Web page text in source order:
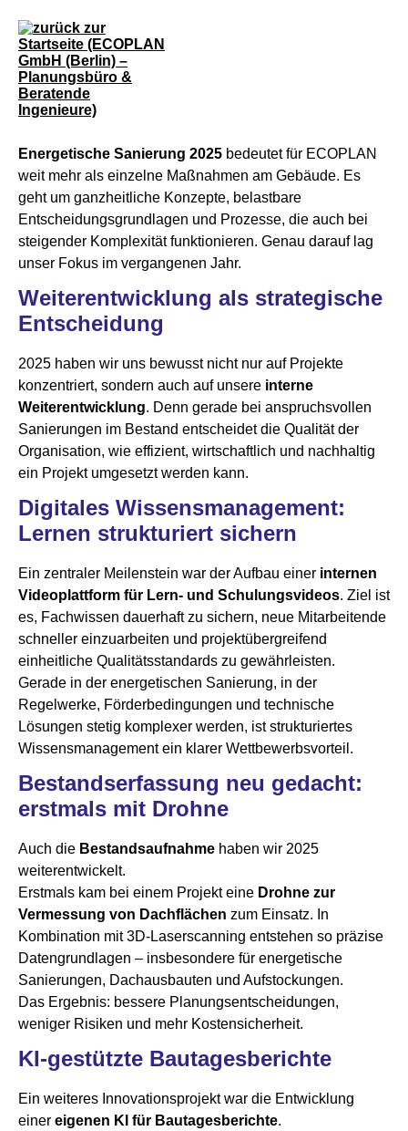
Energetische Sanierung 2025 bedeutet für ECOPLAN
weit mehr als einzelne Maßnahmen am Gebäude. Es
geht um ganzheitliche Konzepte, belastbare
Entscheidungsgrundlagen und Prozesse, die auch bei
steigender Komplexität funktionieren. Genau darauf lag
unser Fokus im vergangenen Jahr.
Weiterentwicklung als strategische
Entscheidung
2025 haben wir uns bewusst nicht nur auf Projekte
konzentriert, sondern auch auf unsere interne
Weiterentwicklung. Denn gerade bei anspruchsvollen
Sanierungen im Bestand entscheidet die Qualität der
Organisation, wie effizient, wirtschaftlich und nachhaltig
ein Projekt umgesetzt werden kann.
Digitales Wissensmanagement:
Lernen strukturiert sichern
Ein zentraler Meilenstein war der Aufbau einer internen
Videoplattform für Lern- und Schulungsvideos. Ziel ist
es, Fachwissen dauerhaft zu sichern, neue Mitarbeitende
schneller einzuarbeiten und projektübergreifend
einheitliche Qualitätsstandards zu gewährleisten.
Gerade in der energetischen Sanierung, in der
Regelwerke, Förderbedingungen und technische
Lösungen stetig komplexer werden, ist strukturiertes
Wissensmanagement ein klarer Wettbewerbsvorteil.
Bestandserfassung neu gedacht:
erstmals mit Drohne
Auch die Bestandsaufnahme haben wir 2025
weiterentwickelt.
Erstmals kam bei einem Projekt eine Drohne zur
Vermessung von Dachflächen zum Einsatz. In
Kombination mit 3D-Laserscanning entstehen so präzise
Datengrundlagen – insbesondere für energetische
Sanierungen, Dachausbauten und Aufstockungen.
Das Ergebnis: bessere Planungsentscheidungen,
weniger Risiken und mehr Kostensicherheit.
KI-gestützte Bautagesberichte
Ein weiteres Innovationsprojekt war die Entwicklung
einer eigenen KI für Bautagesberichte.